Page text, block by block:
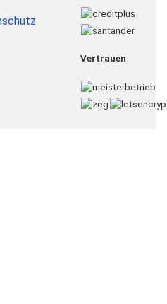
Vertrauen